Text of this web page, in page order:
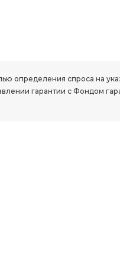
определения спроса на
гарантии с Фондом